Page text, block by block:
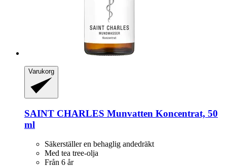
Varukorg
SAINT CHARLES Munvatten Koncentrat, 50
ml
Säkerställer en behaglig andedräkt
Med tea tree-olja
Från 6 år